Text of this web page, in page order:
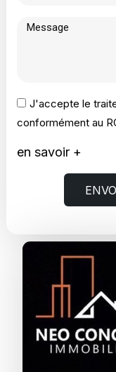
J'accepte le
conformément au
en savoir +